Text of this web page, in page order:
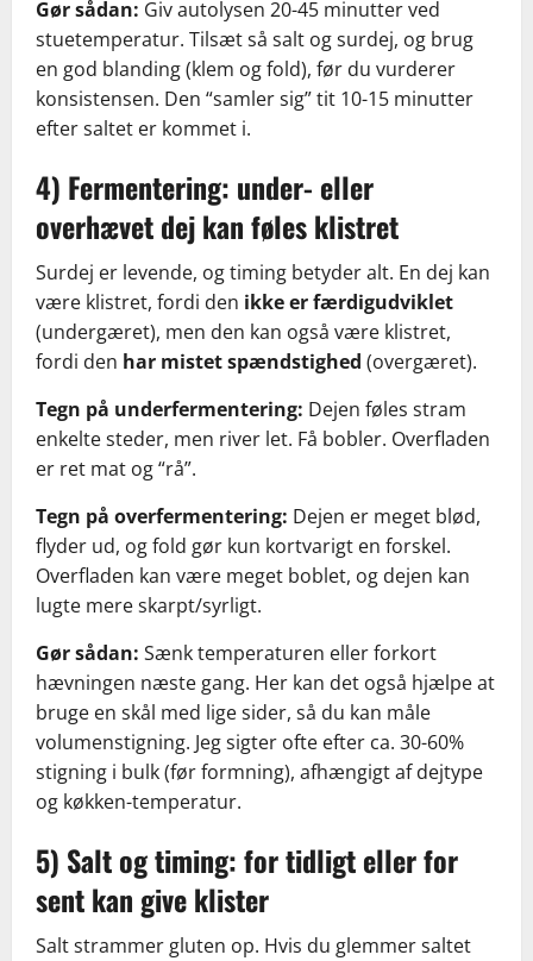
Gør sådan: Giv autolysen 20-45 minutter ved
stuetemperatur. Tilsæt så salt og surdej, og brug
en god blanding (klem og fold), før du vurderer
konsistensen. Den “samler sig” tit 10-15 minutter
efter saltet er kommet i.
4) Fermentering: under- eller
overhævet dej kan føles klistret
Surdej er levende, og timing betyder alt. En dej kan
være klistret, fordi den ikke er færdigudviklet
(undergæret), men den kan også være klistret,
fordi den har mistet spændstighed (overgæret).
Tegn på underfermentering: Dejen føles stram
enkelte steder, men river let. Få bobler. Overfladen
er ret mat og “rå”.
Tegn på overfermentering: Dejen er meget blød,
flyder ud, og fold gør kun kortvarigt en forskel.
Overfladen kan være meget boblet, og dejen kan
lugte mere skarpt/syrligt.
Gør sådan: Sænk temperaturen eller forkort
hævningen næste gang. Her kan det også hjælpe at
bruge en skål med lige sider, så du kan måle
volumenstigning. Jeg sigter ofte efter ca. 30-60%
stigning i bulk (før formning), afhængigt af dejtype
og køkken-temperatur.
5) Salt og timing: for tidligt eller for
sent kan give klister
Salt strammer gluten op. Hvis du glemmer saltet